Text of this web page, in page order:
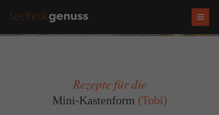
Rezepte für die
Mini-Kastenform (Tobi)